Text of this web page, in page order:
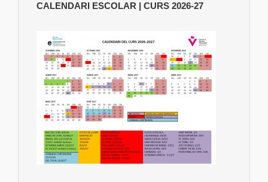
CALENDARI ESCOLAR | CURS 2026-27